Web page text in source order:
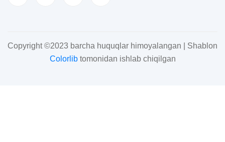
Copyright ©2023 barcha huquqlar himoyalangan | Shablon
Colorlibtomonidan ishlab chiqilgan